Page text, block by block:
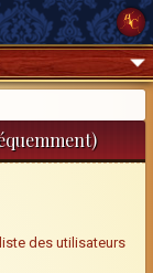
des utilisateurs